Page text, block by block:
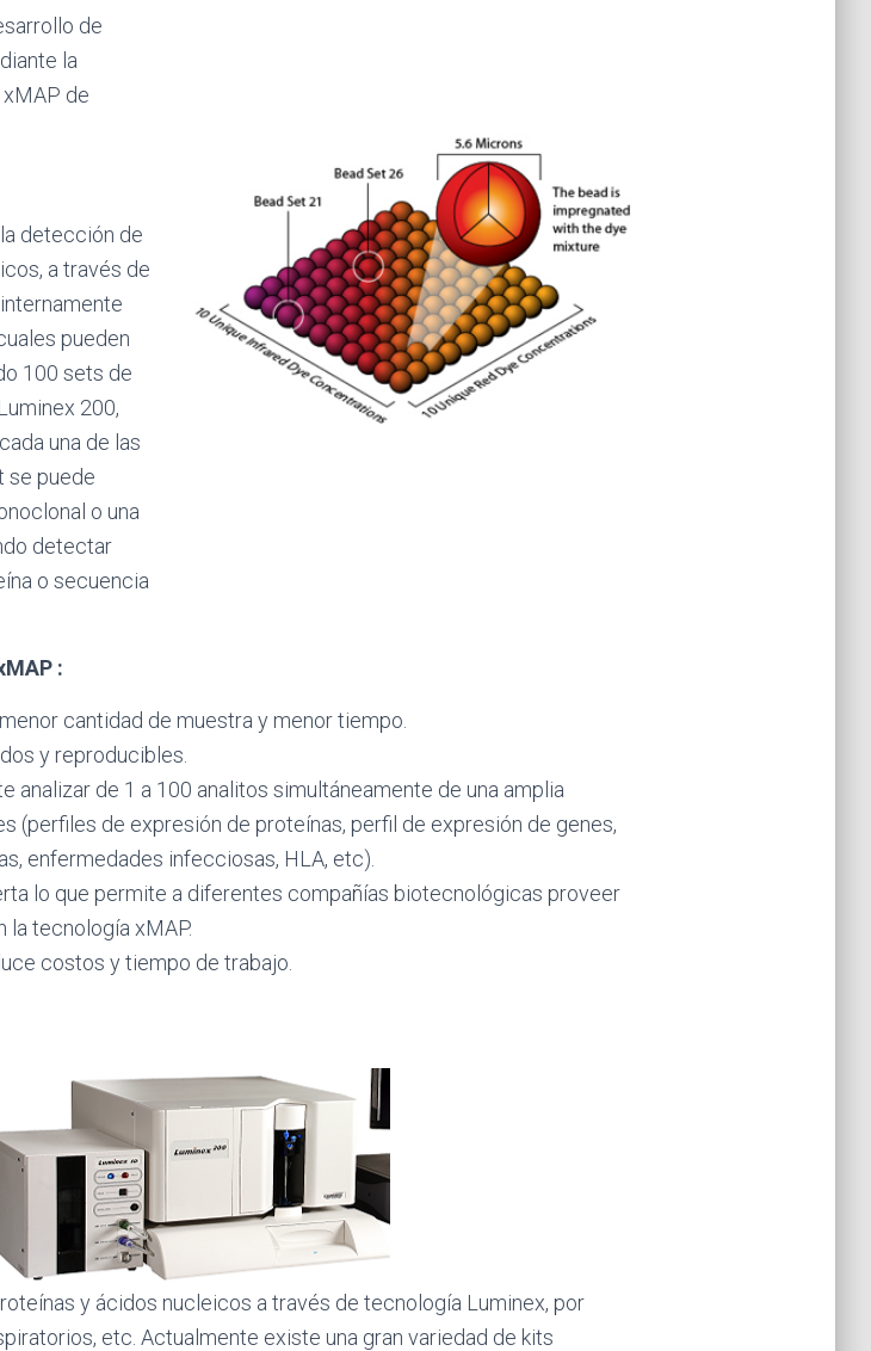
de
la
de
detección de
a través de
pueden
100 sets de
200,
una de las
se puede
o una
detectar
o secuencia
:
cantidad de muestra y menor tiempo.
y reproducibles.
analizar de 1 a 100 analitos simultáneamente de una amplia
(perfiles de expresión de proteínas, perfil de expresión de genes,
enfermedades infecciosas, HLA, etc).
lo que permite a diferentes compañías biotecnológicas proveer
tecnología xMAP.
costos y tiempo de trabajo.
y ácidos nucleicos a través de tecnología Luminex, por
etc. Actualmente existe una gran variedad de kits